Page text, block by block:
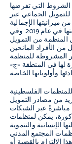
التي تفرضها
الجماعي عبر
وتمكّنت المنظمة من جمع نحو 60% من ميزانيتها الإجمالية
بفضل حملة التمويل الجماعي الأولى التي أطلقتها في عام 2019. وفي
المنظمة من التمويل
من الأفراد المانحين
المشروطة للمنظمة
لها في المنطقة «ج»
للمنظمات الفلسطينية
من مصادر التمويل
مباشرةً عبر الشبكات
يمكن لمنظمات
والتنموية
المجتمع المدني